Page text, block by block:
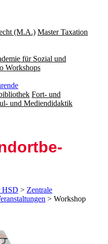
(M.A.) Master Taxation
für Sozial und
Workshops
Fort- und
und Mediendidaktik
HSD > Zentrale
> Workshop